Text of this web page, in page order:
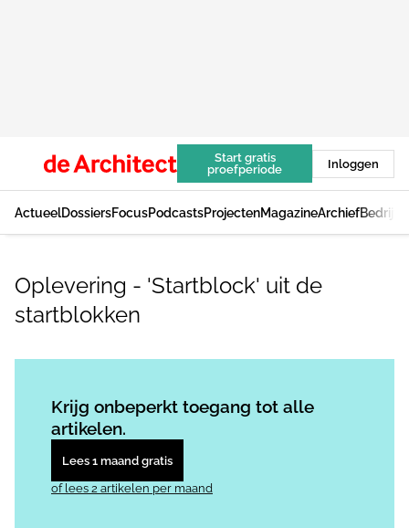
Start gratis
proefperiode
Inloggen
ActueelDossiersFocusPodcastsProjectenMagazineArchief
Oplevering - 'Startblock' uit de
startblokken
Krijg onbeperkt toegang tot alle
artikelen.
Lees 1 maand gratis
of lees 2 artikelen per maand